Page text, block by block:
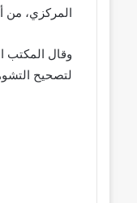
المركزي، من
وقال المكتب
لتصحيح